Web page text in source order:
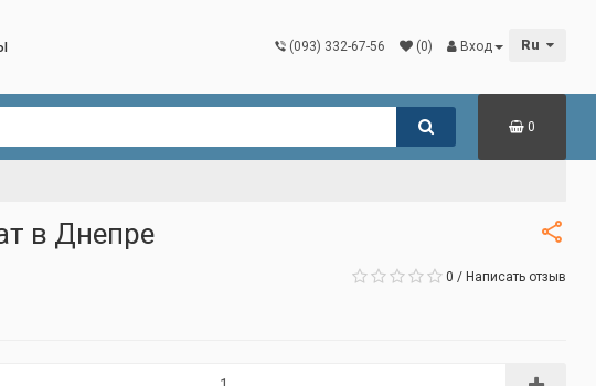
(093) 332-67-56 (0) Вход Ru
0
в Днепре
0 / Написать отзыв